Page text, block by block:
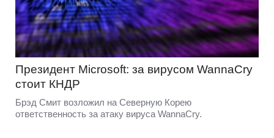
Президент Microsoft: за вирусом WannaCry
стоит КНДР
Брэд Смит возложил на Северную Корею
ответственность за атаку вируса WannaCry.